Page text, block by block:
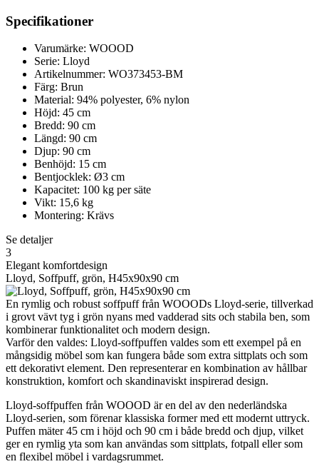
Specifikationer
Varumärke: WOOOD
Serie: Lloyd
Artikelnummer: WO373453-BM
Färg: Brun
Material: 94% polyester, 6% nylon
Höjd: 45 cm
Bredd: 90 cm
Längd: 90 cm
Djup: 90 cm
Benhöjd: 15 cm
Bentjocklek: Ø3 cm
Kapacitet: 100 kg per säte
Vikt: 15,6 kg
Montering: Krävs
Se detaljer
3
Elegant komfortdesign
Lloyd, Soffpuff, grön, H45x90x90 cm
En rymlig och robust soffpuff från WOOODs Lloyd-serie, tillverkad
i grovt vävt tyg i grön nyans med vadderad sits och stabila ben, som
kombinerar funktionalitet och modern design.
Varför den valdes: Lloyd-soffpuffen valdes som ett exempel på en
mångsidig möbel som kan fungera både som extra sittplats och som
ett dekorativt element. Den representerar en kombination av hållbar
konstruktion, komfort och skandinaviskt inspirerad design.
Lloyd-soffpuffen från WOOOD är en del av den nederländska
Lloyd-serien, som förenar klassiska former med ett modernt uttryck.
Puffen mäter 45 cm i höjd och 90 cm i både bredd och djup, vilket
ger en rymlig yta som kan användas som sittplats, fotpall eller som
en flexibel möbel i vardagsrummet.